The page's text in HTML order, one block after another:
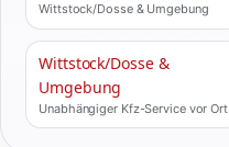
Wittstock/Dosse & Umgebung
Wittstock/Dosse &
Umgebung
Unabhängiger Kfz-Service vor Ort